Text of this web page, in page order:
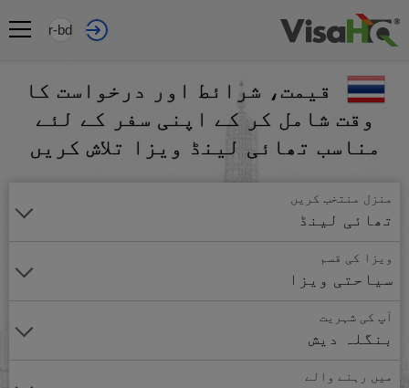
ur-bd
قیمت، شرائط اور درخواست کا
وقت شامل کر کے اپنی سفر کے لئے
مناسب تھائی لینڈ ویزا تلاش کریں
منزل منتخب کریں
تھائی لینڈ
ویزا کی قسم
سیاحتی ویزا
آپ کی شہریت
بنگلہ دیش
میں رہنے والے